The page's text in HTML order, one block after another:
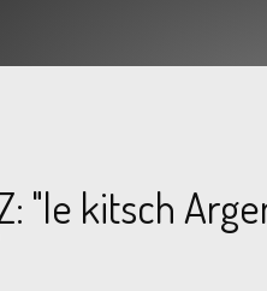
"le kitsch